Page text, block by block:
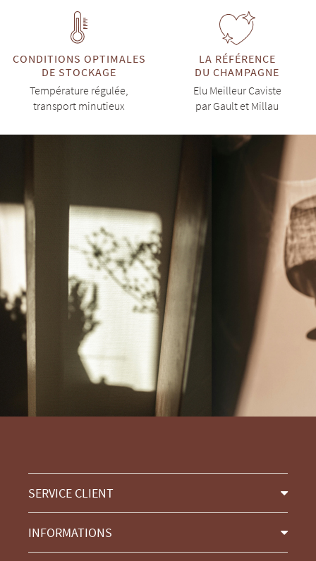
CONDITIONS OPTIMALES
DE STOCKAGE
Température régulée,
transport minutieux
LA RÉFÉRENCE
DU CHAMPAGNE
Elu Meilleur Caviste
par Gault et Millau
SERVICE CLIENT
INFORMATIONS